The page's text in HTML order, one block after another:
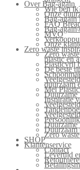
Over Bag-again
Wie ben
Onze
Bag-again
FAQ
Bag-
MVO
Onze
Zero waste
Zero
plastic en
Plasticvrij
De beste
duurzaam
Mei
Duurzame
Inspiratie
Duurzame
Duurzaam
Zero
SHOP
Klantenservice
Contact
Levertijd